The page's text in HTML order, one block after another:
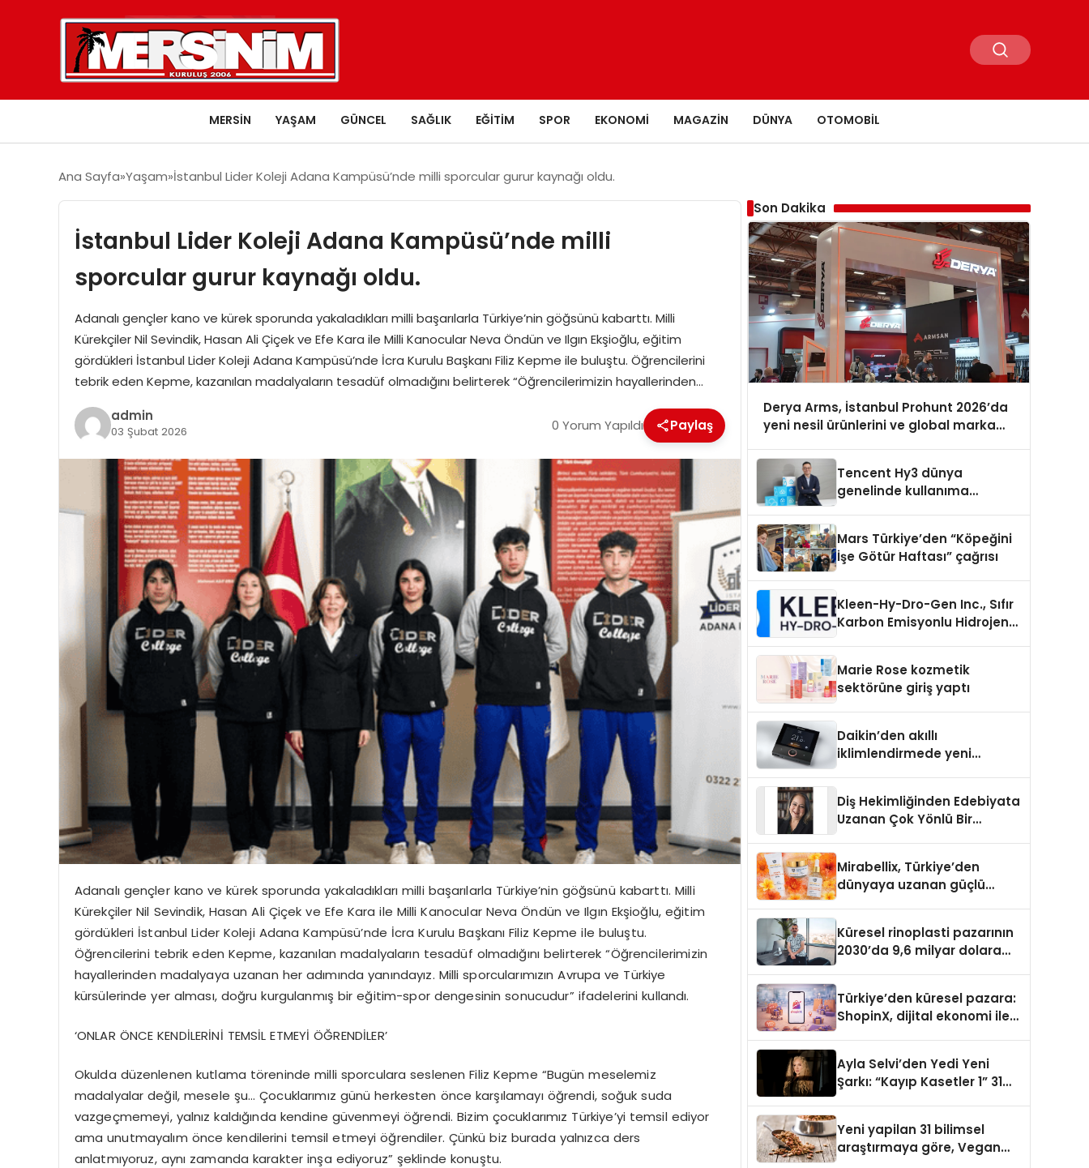
MERSIN YAŞAM GÜNCEL SAĞLIK EĞITIM SPOR EKONOMI MAGAZIN DÜNYA OTOMOBIL
Ana Sayfa Yaşam İstanbul Lider Koleji Adana Kampüsü’nde milli sporcular gurur kaynağı oldu.
İstanbul Lider Koleji Adana Kampüsü’nde milli
sporcular gurur kaynağı oldu.
Adanalı gençler kano ve kürek sporunda yakaladıkları milli başarılarla Türkiye’nin göğsünü kabarttı. Milli
Kürekçiler Nil Sevindik, Hasan Ali Çiçek ve Efe Kara ile Milli Kanocular Neva Öndün ve Ilgın Ekşioğlu, eğitim
gördükleri İstanbul Lider Koleji Adana Kampüsü’nde İcra Kurulu Başkanı Filiz Kepme ile buluştu. Öğrencilerini
tebrik eden Kepme, kazanılan madalyaların tesadüf olmadığını belirterek “Öğrencilerimizin hayallerinden…
admin
03 Şubat 2026 0 Yorum Yapıldı Paylaş
Adanalı gençler kano ve kürek sporunda yakaladıkları milli başarılarla Türkiye’nin göğsünü kabarttı. Milli
KürekçilerNil Sevindik, Hasan Ali Çiçek ve Efe Kara ile Milli Kanocular Neva Öndün ve Ilgın Ekşioğlu, eğitim
gördükleri İstanbul Lider Koleji Adana Kampüsü’nde İcra Kurulu Başkanı Filiz Kepme ile buluştu.
Öğrencilerini tebrik eden Kepme, kazanılan madalyaların tesadüf olmadığını belirterek “Öğrencilerimizin
hayallerinden madalyaya uzanan her adımında yanındayız. Milli sporcularımızın Avrupa ve Türkiye
kürsülerinde yer alması, doğru kurgulanmış bir eğitim-spor dengesinin sonucudur” ifadelerini kullandı.
‘ONLAR ÖNCE KENDİLERİNİ TEMSİL ETMEYİ ÖĞRENDİLER’
Okulda düzenlenen kutlama töreninde milli sporculara seslenen Filiz Kepme “Bugün meselemiz
madalyalar değil, mesele şu… Çocuklarımız günü herkesten önce karşılamayı öğrendi, soğuk suda
vazgeçmemeyi, yalnız kaldığında kendine güvenmeyi öğrendi. Bizim çocuklarımız Türkiye’yi temsil ediyor
ama unutmayalım önce kendilerini temsil etmeyi öğrendiler. Çünkü biz burada yalnızca ders
anlatmıyoruz, aynı zamanda karakter inşa ediyoruz” şeklinde konuştu.
Son Dakika
Derya Arms, İstanbul Prohunt 2026’da
yeni nesil ürünlerini ve global marka
Tencent Hy3 dünya
genelinde kullanıma
Mars Türkiye’den “Köpeğini
İşe Götür Haftası” çağrısı
Kleen-Hy-Dro-Gen Inc., Sıfır
Karbon Emisyonlu Hidrojen
Aldı
Marie Rose kozmetik
sektörüne giriş yaptı
Daikin’den akıllı
iklimlendirmede yeni
Diş Hekimliğinden Edebiyata
Uzanan Çok Yönlü Bir
Mirabellix, Türkiye’den
dünyaya uzanan güçlü
Küresel rinoplasti pazarının
2030’da 9,6 milyar dolara
Türkiye’den küresel pazara:
ShopinX, dijital ekonomi ile
Ayla Selvi’den Yedi Yeni
Şarkı: “Kayıp Kasetler 1” 31
Yeni yapilan 31 bilimsel
araştırmaya göre, Vegan